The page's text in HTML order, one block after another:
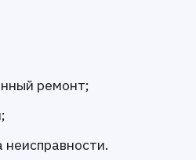
ремонт;
неисправности.